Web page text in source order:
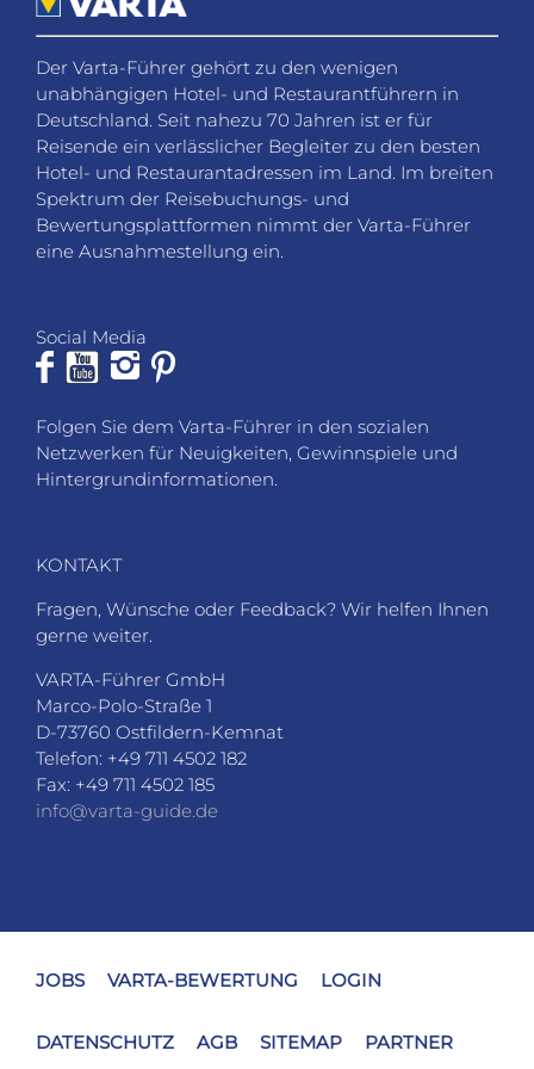
Der Varta-Führer gehört zu den wenigen
unabhängigen Hotel- und Restaurantführern in
Deutschland. Seit nahezu 70 Jahren ist er für
Reisende ein verlässlicher Begleiter zu den besten
Hotel- und Restaurantadressen im Land. Im breiten
Spektrum der Reisebuchungs- und
Bewertungsplattformen nimmt der Varta-Führer
eine Ausnahmestellung ein.
Social Media
Folgen Sie dem Varta-Führer in den sozialen
Netzwerken für Neuigkeiten, Gewinnspiele und
Hintergrundinformationen.
KONTAKT
Fragen, Wünsche oder Feedback? Wir helfen Ihnen
gerne weiter.
VARTA-Führer GmbH
Marco-Polo-Straße 1
D-73760 Ostfildern-Kemnat
Telefon: +49 711 4502 182
Fax: +49 711 4502 185
info@varta-guide.de
JOBS VARTA-BEWERTUNG LOGIN
DATENSCHUTZ AGB SITEMAP PARTNER